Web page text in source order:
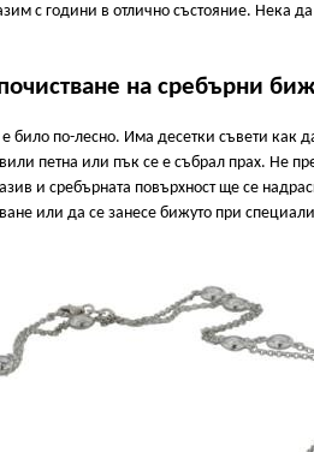
с години в отлично състояние. Нека
на сребърни
било по-лесно. Има десетки съвети как
петна или пък се е събрал прах. Не
и сребърната повърхност ще се
или да се занесе бижуто при